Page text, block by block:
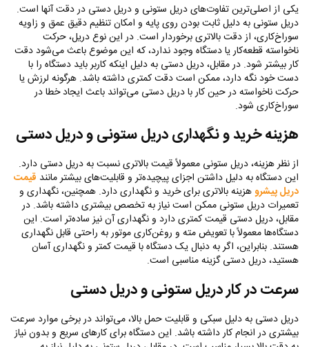
یکی از اصلی‌ترین تفاوت‌های دریل ستونی و دریل دستی در دقت آنها است.
دریل ستونی به دلیل ثابت بودن روی پایه و امکان تنظیم دقیق عمق و زاویه
سوراخ‌کاری، از دقت بالاتری برخوردار است. در این نوع دریل، حرکت
ناخواسته قطعه‌کار یا دستگاه وجود ندارد، که این موضوع باعث می‌شود دقت
کار بیشتر شود. در مقابل، دریل دستی به دلیل اینکه کاربر باید دستگاه را با
دست خود نگه دارد، ممکن است دقت کمتری داشته باشد. هرگونه لرزش یا
حرکت ناخواسته در حین کار با دریل دستی می‌تواند باعث ایجاد خطا در
سوراخ‌کاری شود.
هزینه خرید و نگهداری دریل ستونی و دریل دستی
از نظر هزینه، دریل ستونی معمولاً قیمت بالاتری نسبت به دریل دستی دارد.
این دستگاه به دلیل داشتن اجزای پیچیده‌تر و قابلیت‌های بیشتر مانند قیمت
دریل پیشروهزینه بالاتری برای خرید و نگهداری دارد. همچنین، نگهداری و
تعمیرات دریل ستونی ممکن است نیاز به تخصص بیشتری داشته باشد. در
مقابل، دریل دستی قیمت کمتری دارد و نگهداری آن نیز ساده‌تر است. این
دستگاه‌ها معمولاً با تعویض مته و روغن‌کاری موتور به راحتی قابل نگهداری
هستند. بنابراین، اگر به دنبال یک دستگاه با قیمت کمتر و نگهداری آسان
هستید، دریل دستی گزینه مناسبی است.
سرعت در کار دریل ستونی و دریل دستی
دریل دستی به دلیل سبکی و قابلیت حمل بالا، می‌تواند در برخی موارد سرعت
بیشتری در انجام کار داشته باشد. این دستگاه برای کارهای سریع و بدون نیاز